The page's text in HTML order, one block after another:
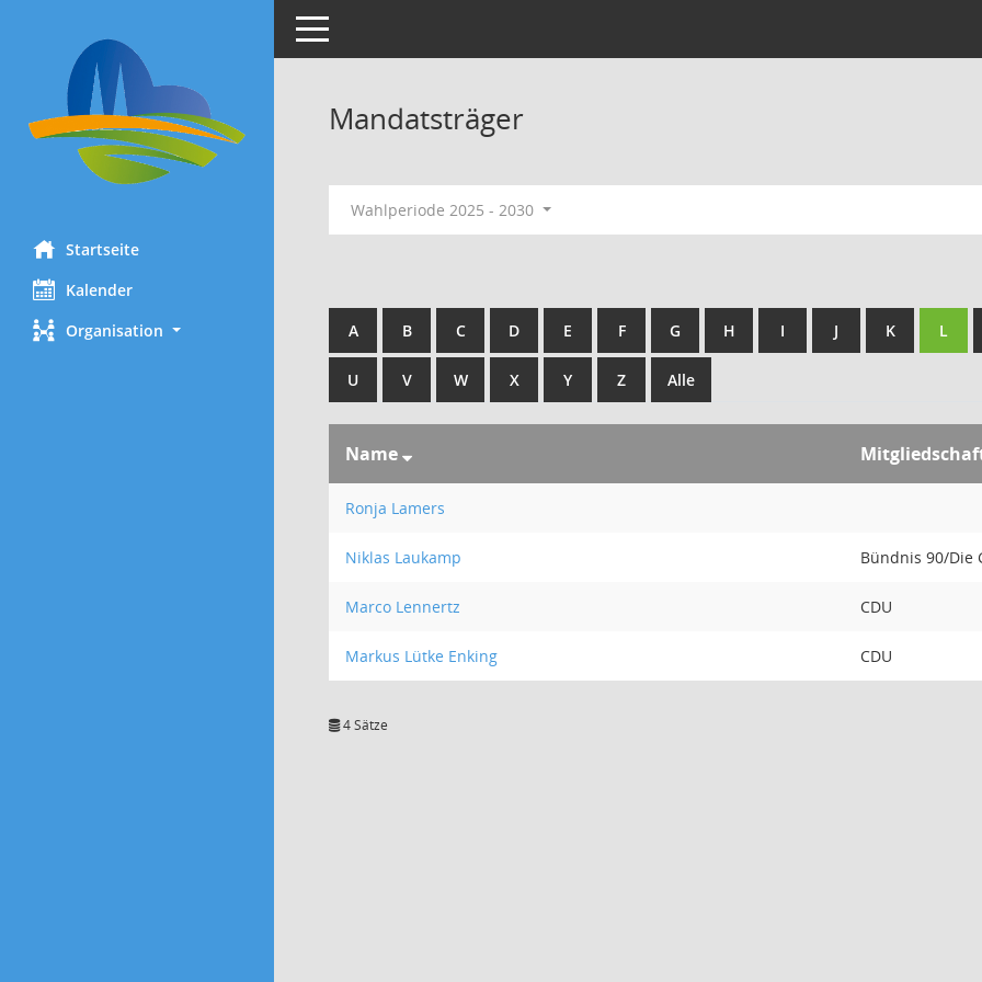
Startseite
Kalender
Organisation
Toggle navigation
Mandatsträger
Wahlperiode 2025 - 2030
A B C D E F G H I J K L
U V W X Y Z Alle
Name
Ronja Lamers
Niklas Laukamp Bündnis 90/Die
Marco Lennertz CDU
Markus Lütke Enking CDU
4 Sätze